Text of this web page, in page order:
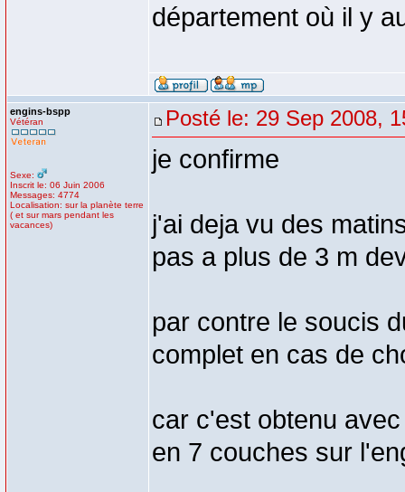
département où il y
engins-bspp
Vétéran
Sexe:
Inscrit le: 06 Juin 2006
Messages: 4774
Localisation: sur la planète terre
( et sur mars pendant les
vacances)
Posté le: 29 Sep 2008,
je confirme
j'ai deja vu des
pas a plus de 3 m
par contre le soucis
complet en cas de
car c'est obtenu
en 7 couches sur